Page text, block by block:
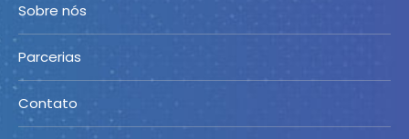
Sobre nós
Parcerias
Contato